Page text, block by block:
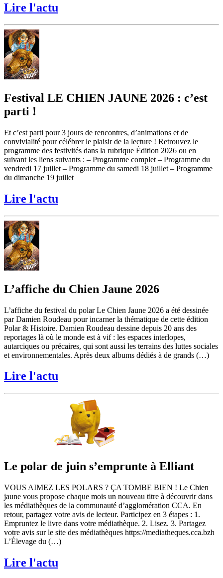
Lire l'actu
Festival LE CHIEN JAUNE 2026 : c’est
parti !
Et c’est parti pour 3 jours de rencontres, d’animations et de
convivialité pour célébrer le plaisir de la lecture ! Retrouvez le
programme des festivités dans la rubrique Édition 2026 ou en
suivant les liens suivants : – Programme complet – Programme du
vendredi 17 juillet – Programme du samedi 18 juillet – Programme
du dimanche 19 juillet
Lire l'actu
L’affiche du Chien Jaune 2026
L’affiche du festival du polar Le Chien Jaune 2026 a été dessinée
par Damien Roudeau pour incarner la thématique de cette édition
Polar & Histoire. Damien Roudeau dessine depuis 20 ans des
reportages là où le monde est à vif : les espaces interlopes,
autarciques ou précaires, qui sont aussi les terrains des luttes sociales
et environnementales. Après deux albums dédiés à de grands (…)
Lire l'actu
Le polar de juin s’emprunte à Elliant
VOUS AIMEZ LES POLARS ? ÇA TOMBE BIEN ! Le Chien
jaune vous propose chaque mois un nouveau titre à découvrir dans
les médiathèques de la communauté d’agglomération CCA. En
retour, partagez votre avis de lecteur. Participez en 3 étapes : 1.
Empruntez le livre dans votre médiathèque. 2. Lisez. 3. Partagez
votre avis sur le site des médiathèques https://mediatheques.cca.bzh
L’Élevage du (…)
Lire l'actu